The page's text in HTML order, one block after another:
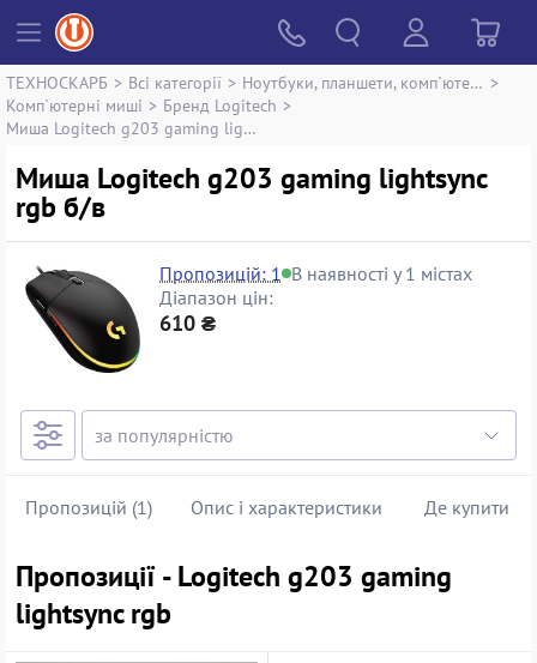
ТЕХНОСКАРБ > Всі категорії > Ноутбуки, планшети, комп`ютери >
Комп`ютерні миші > Бренд Logitech >
Миша Logitech g203 gaming lightsync rgb
Миша Logitech g203 gaming lightsync
rgb б/в
Пропозицій: 1 В наявності у 1 містах
Діапазон цін:
610 ₴
Пропозицій (1) Опис і характеристики Де купити
Пропозиції - Logitech g203 gaming
lightsync rgb